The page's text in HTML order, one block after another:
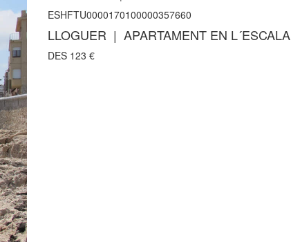
ESHFTU0000170100000357660
LLOGUER | APARTAMENT EN L´ESCALA
DES123 €